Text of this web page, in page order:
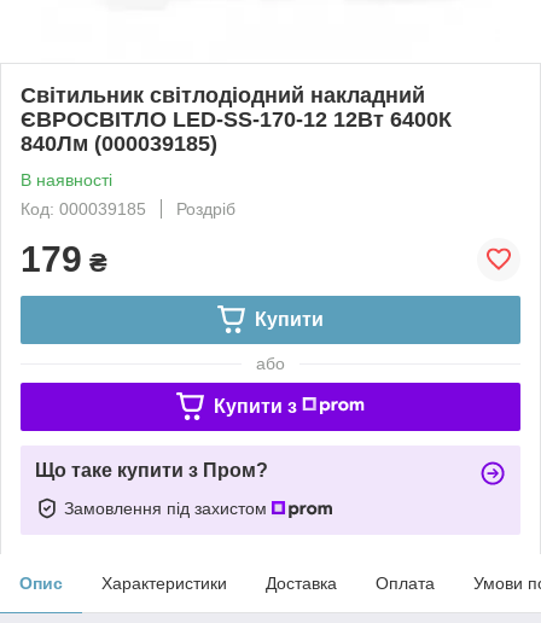
Світильник світлодіодний накладний
ЄВРОСВІТЛО LED-SS-170-12 12Вт 6400К
840Лм (000039185)
В наявності
Код: 000039185
Роздріб
179 ₴
Купити
або
Купити з
Що таке купити з Пром?
Замовлення під захистом
Опис Характеристики Доставка Оплата Умови